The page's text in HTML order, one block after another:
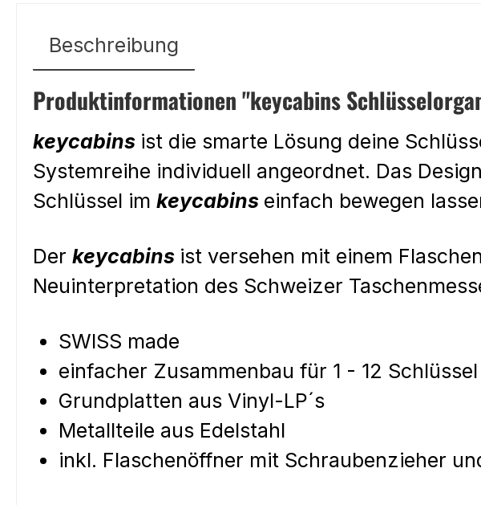
Beschreibung
Produktinformationen "keycabins
keycabins ist die smarte Lösung deine
Systemreihe individuell angeordnet. Das
Schlüssel im keycabins einfach bewegen
Der keycabins ist versehen mit einem
Neuinterpretation des Schweizer
SWISS made
einfacher Zusammenbau für 1 - 12 Schlüssel
Grundplatten aus Vinyl-LP´s
Metallteile aus Edelstahl
inkl. Flaschenöffner mit Schraubenzieher